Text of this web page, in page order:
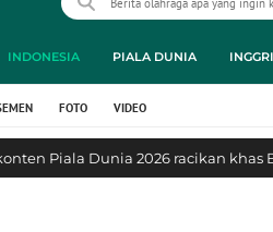
INDONESIA PIALA DUNIA
FOTO VIDEO
Piala Dunia 2026 racikan khas